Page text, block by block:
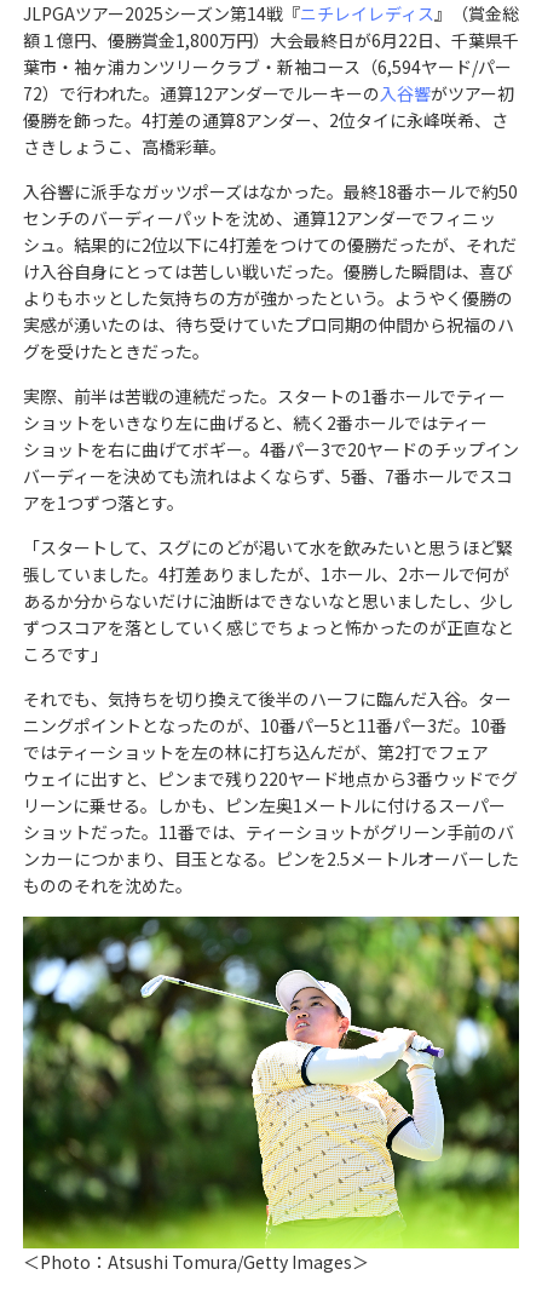
JLPGAツアー2025シーズン第14戦『ニチレイレディス』（賞金総
額１億円、優勝賞金1,800万円）大会最終日が6月22日、千葉県千
葉市・袖ヶ浦カンツリークラブ・新袖コース（6,594ヤード/パー
72）で行われた。通算12アンダーでルーキーの入谷響がツアー初
優勝を飾った。4打差の通算8アンダー、2位タイに永峰咲希、さ
さきしょうこ、高橋彩華。
入谷響に派手なガッツポーズはなかった。最終18番ホールで約50
センチのバーディーパットを沈め、通算12アンダーでフィニッ
シュ。結果的に2位以下に4打差をつけての優勝だったが、それだ
け入谷自身にとっては苦しい戦いだった。優勝した瞬間は、喜び
よりもホッとした気持ちの方が強かったという。ようやく優勝の
実感が湧いたのは、待ち受けていたプロ同期の仲間から祝福のハ
グを受けたときだった。
実際、前半は苦戦の連続だった。スタートの1番ホールでティー
ショットをいきなり左に曲げると、続く2番ホールではティー
ショットを右に曲げてボギー。4番パー3で20ヤードのチップイン
バーディーを決めても流れはよくならず、5番、7番ホールでスコ
アを1つずつ落とす。
「スタートして、スグにのどが渇いて水を飲みたいと思うほど緊
張していました。4打差ありましたが、1ホール、2ホールで何が
あるか分からないだけに油断はできないなと思いましたし、少し
ずつスコアを落としていく感じでちょっと怖かったのが正直なと
ころです」
それでも、気持ちを切り換えて後半のハーフに臨んだ入谷。ター
ニングポイントとなったのが、10番パー5と11番パー3だ。10番
ではティーショットを左の林に打ち込んだが、第2打でフェア
ウェイに出すと、ピンまで残り220ヤード地点から3番ウッドでグ
リーンに乗せる。しかも、ピン左奥1メートルに付けるスーパー
ショットだった。11番では、ティーショットがグリーン手前のバ
ンカーにつかまり、目玉となる。ピンを2.5メートルオーバーした
もののそれを沈めた。
＜Photo：Atsushi Tomura/Getty Images＞